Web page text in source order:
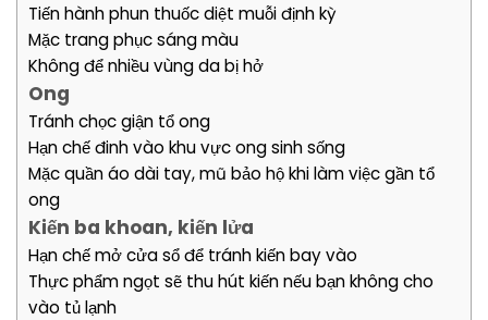
Tiến hành phun thuốc diệt muỗi định kỳ
Mặc trang phục sáng màu
Không để nhiều vùng da bị hở
Ong
Tránh chọc giận tổ ong
Hạn chế đinh vào khu vực ong sinh sống
Mặc quần áo dài tay, mũ bảo hộ khi làm việc gần tổ
ong
Kiến ba khoan, kiến lửa
Hạn chế mở cửa sổ để tránh kiến bay vào
Thực phẩm ngọt sẽ thu hút kiến nếu bạn không cho
vào tủ lạnh